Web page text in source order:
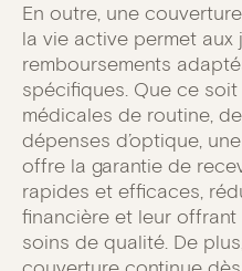
En outre, une
la vie active permet
remboursements
spécifiques. Que ce
médicales de routine,
dépenses d’optique,
offre la garantie de
rapides et efficaces,
financière et leur
soins de qualité. De